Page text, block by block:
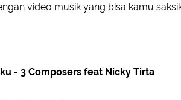
video musik yang bisa kamu
- 3 Composers feat Nicky Tirta